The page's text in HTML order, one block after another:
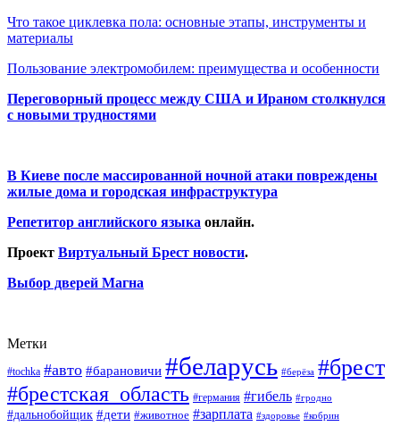
Что такое циклевка пола: основные этапы, инструменты и
материалы
Пользование электромобилем: преимущества и особенности
Переговорный процесс между США и Ираном столкнулся
с новыми трудностями
В Киеве после массированной ночной атаки повреждены
жилые дома и городская инфраструктура
Репетитор английского языка онлайн.
Проект Виртуальный Брест новости.
Выбор дверей Магна
Метки
#tochka #авто #барановичи #беларусь #берёза #брест
#брестская_область #германия #гибель #гродно
#дальнобойщик #дети #животное #зарплата #здоровье #кобрин